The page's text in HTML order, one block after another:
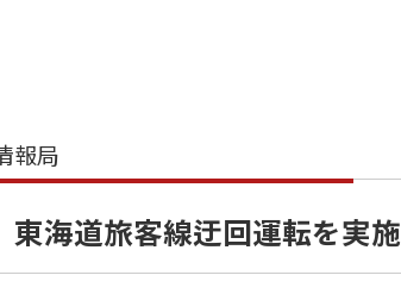
報局
東海道旅客線迂回運転を実施